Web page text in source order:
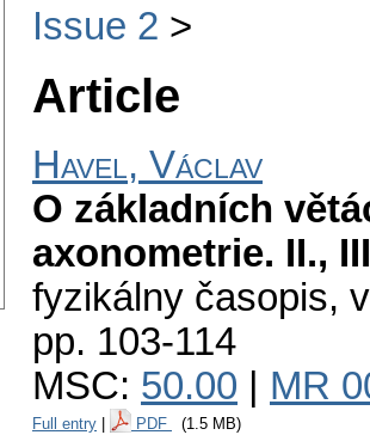
Issue 2
Article
Havel, Václav
O základních
axonometrie. II., III
fyzikálny časopis,
pp. 103-114
MSC: 50.00 MR
Full entry PDF (1.5 MB)